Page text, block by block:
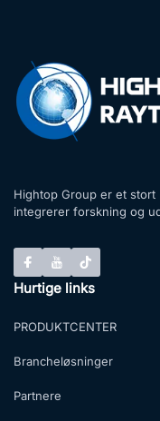
Hightop Group er et
integrerer forskning og
Hurtige links
PRODUKTCENTER
Brancheløsninger
Partnere